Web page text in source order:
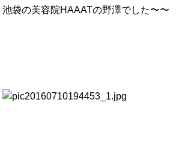
池袋の美容院HAAATの野澤でした〜〜